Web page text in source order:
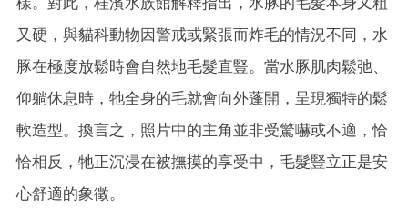
又硬，與貓科動物因警戒或緊張而炸毛的情況不同，水
豚在極度放鬆時會自然地毛髮直豎。當水豚肌肉鬆弛、
仰躺休息時，牠全身的毛就會向外蓬開，呈現獨特的鬆
軟造型。換言之，照片中的主角並非受驚嚇或不適，恰
恰相反，牠正沉浸在被撫摸的享受中，毛髮豎立正是安
心舒適的象徵。